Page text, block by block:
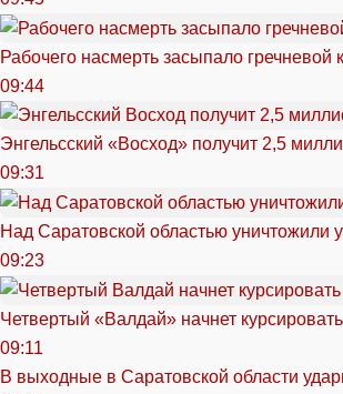
Рабочего насмерть засыпало
09:44
Энгельсский «Восход» получит 2,5
09:31
Над Саратовской областью уничтожили
09:23
Четвертый «Валдай» начнет
09:11
В выходные в Саратовской области